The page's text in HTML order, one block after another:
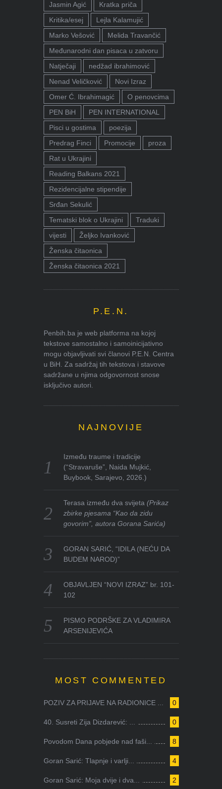
Jasmin Agić
Kratka priča
Kritika/esej
Lejla Kalamujić
Marko Vešović
Melida Travančić
Međunarodni dan pisaca u zatvoru
Natječaji
nedžad ibrahimović
Nenad Veličković
Novi Izraz
Omer Ć. Ibrahimagić
O penovcima
PEN BiH
PEN INTERNATIONAL
Pisci u gostima
poezija
Predrag Finci
Promocije
proza
Rat u Ukrajini
Reading Balkans 2021
Rezidencijalne stipendije
Srđan Sekulić
Tematski blok o Ukrajini
Traduki
vijesti
Željko Ivanković
Ženska čitaonica
Ženska čitaonica 2021
P.E.N.
Penbih.ba je web platforma na kojoj
tekstove samostalno i samoinicijativno
mogu objavljivati svi članovi P.E.N. Centra
u BiH. Za sadržaj tih tekstova i stavove
sadržane u njima odgovornost snose
isključivo autori.
NAJNOVIJE
Između traume i tradicije
(“Stravaruše”, Naida Mujkić,
Buybook, Sarajevo, 2026.)
Terasa između dva svijeta(Prikaz
zbirke pjesama “Kao da zidu
govorim”, autora Gorana Sarića)
GORAN SARIĆ, “IDILA (NEĆU DA
BUDEM NAROD)”
OBJAVLJEN “NOVI IZRAZ” br. 101-
102
PISMO PODRŠKE ZA VLADIMIRA
ARSENIJEVIĆA
MOST COMMENTED
0
POZIV ZA PRIJAVE NA RADIONICE ...
0
40. Susreti Zija Dizdarević: ...
8
Povodom Dana pobjede nad faši...
4
Goran Sarić: Tlapnje i varlji...
2
Goran Sarić: Moja dvije i dva...